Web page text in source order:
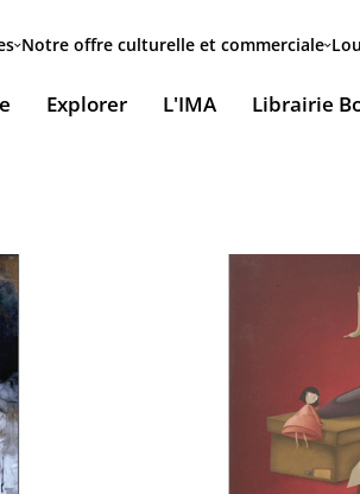
Notre offre culturelle et commerciale
à la
Explorer L'IMA Librairie